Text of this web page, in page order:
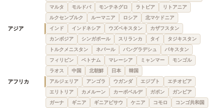
マルタ
モルドバ モンテネグロ ラトビア
リトアニア
ルクセンブルク
ルーマニア ロシア 北マケドニア
アジア インド インドネシア ウズベキスタン
カザフスタン
カンボジア
シンガポール スリランカ タイ
タジキスタン
トルクメニスタン
ネパール バングラデシュ
パキスタン
フィリピン
ベトナム マレーシア ミャンマー
モンゴル
ラオス
中国 北朝鮮 日本 韓国
アフリカ アルジェリア アンゴラ ウガンダ エジプト
エチオピア
エリトリア
カメルーン カーボベルデ ガボン
ガンビア
ガーナ
ギニア ギニアビサウ ケニア コモロ
コンゴ共和国